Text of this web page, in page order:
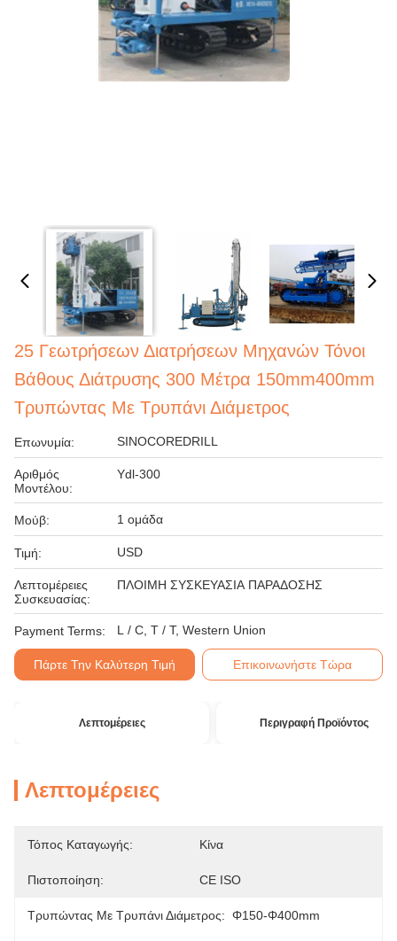
25 Γεωτρήσεων Διατρήσεων Μηχανών Τόνοι
Βάθους Διάτρυσης 300 Μέτρα 150mm400mm
Τρυπώντας Με Τρυπάνι Διάμετρος
Επωνυμία: SINOCOREDRILL
Αριθμός
Μοντέλου:
Ydl-300
Μούβ: 1 ομάδα
Τιμή: USD
Λεπτομέρειες
Συσκευασίας:
ΠΛΟΙΜΗ ΣΥΣΚΕΥΑΣΙΑ ΠΑΡΑΔΟΣΗΣ
Payment Terms: L / C, T / T, Western Union
Πάρτε Την Καλύτερη Τιμή Επικοινωνήστε Τώρα
Λεπτομέρειες Περιγραφή Προϊόντος
Λεπτομέρειες
Τόπος Καταγωγής: Κίνα
Πιστοποίηση: CE ISO
Τρυπώντας Με Τρυπάνι Διάμετρος: Φ150-Φ400mm